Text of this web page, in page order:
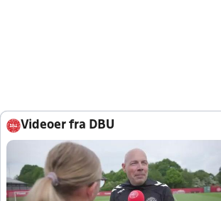
Videoer fra DBU